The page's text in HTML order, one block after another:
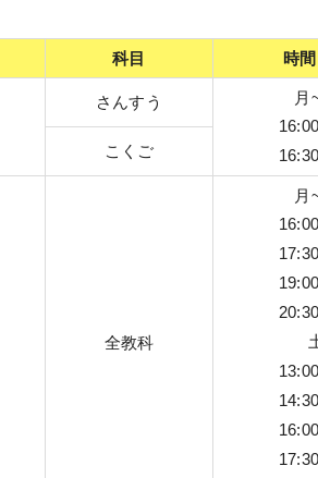
科目 時
さんすう
月
こくご
全教科
月